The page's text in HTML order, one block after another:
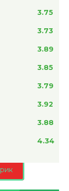
3.75
3.73
3.89
3.85
3.79
3.92
3.88
4.34